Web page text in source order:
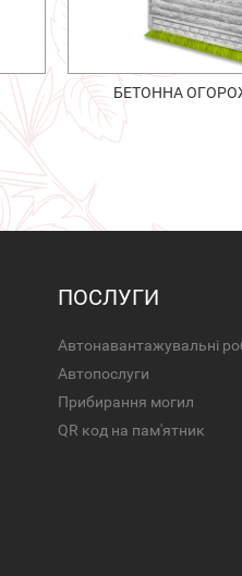
БЕТОННА
ПОСЛУГИ
Автонавантажувальні
Автопослуги
Прибирання могил
QR код на пам'ятник